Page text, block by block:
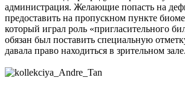
администрация. Желающие попасть на
предоставить на пропускном пункте
который играл роль «пригласительного
обязан был поставить специальную
давала право находиться в зрительном зале.